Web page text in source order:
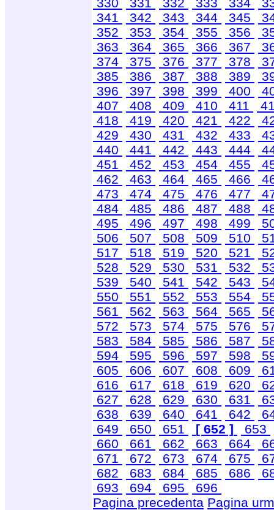
341
342 343 344 345
352
353 354 355 356
363
364 365 366 367
374
375 376 377 378
385
386 387 388 389
396
397 398 399 400
407
408 409 410 411
418
419 420 421 422
429
430 431 432 433
440
441 442 443 444
451
452 453 454 455
462
463 464 465 466
473
474 475 476 477
484
485 486 487 488
495
496 497 498 499
506
507 508 509 510
517
518 519 520 521
528
529 530 531 532
539
540 541 542 543
550
551 552 553 554
561
562 563 564 565
572
573 574 575 576
583
584 585 586 587
594
595 596 597 598
605
606 607 608 609
616
617 618 619 620
627
628 629 630 631
638
639 640 641 642
649
650 651 [ 652 ]
653
660
661 662 663 664
671
672 673 674 675
682
683 684 685 686
693
694 695
696
Pagina precedenta Pagina